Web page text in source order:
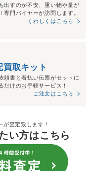
出すのが不安、重い物や量が
専門バイヤーが訪問します。
くわしくはこちら
買取キット
頼書と着払い伝票がセットに
だけのお手軽サービス！
ご注文はこちら
査定致します！
い方はこちら